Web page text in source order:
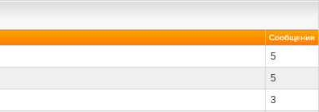
Сообщения
5
5
3